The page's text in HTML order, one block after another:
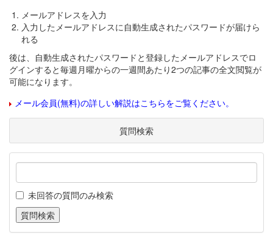
メールアドレスを入力
入力したメールアドレスに自動生成されたパスワードが届けら
れる
後は、自動生成されたパスワードと登録したメールアドレスでロ
グインすると毎週月曜からの一週間あたり2つの記事の全文閲覧が
可能になります。
メール会員(無料)の詳しい解説はこちらをご覧ください。
質問検索
未回答の質問のみ検索